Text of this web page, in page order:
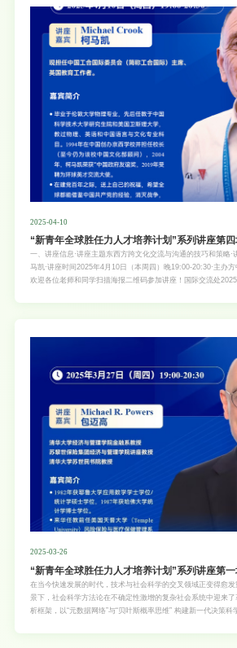
2025-04-10
“新青年全球胜任力人才培养计划”系列讲座第
合国——对青年学生职业规划的一些启示》
一、讲座信息·讲座主题东西方跨文化交流与沟通的技巧和策略
马凯·讲座时间2025年4月10日（本周四）晚19:00-20:30·主办
欢迎各位老师和同学扫描海报二维码参加讲座！国际交流处
2025-03-26
“新青年全球胜任力人才培养计划”系列讲座第
人工智能（机器学习）对经济和社会政策制定
在当今快速发展的时代，技术与社会科学的交叉领域正变得愈
景下，社会科学方法论在不确定性激增的复杂社会系统中迎来
析框架，以“元数据网络”与“贝叶斯概率思维” 构建新一代决策科